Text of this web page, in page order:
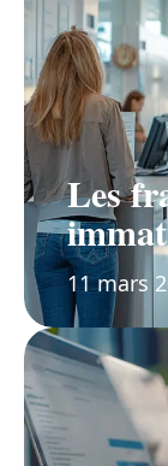
Les
11 mars